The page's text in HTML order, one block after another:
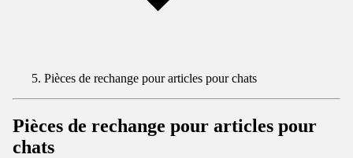
Pièces de rechange pour articles pour chats
Pièces de rechange pour articles pour
chats